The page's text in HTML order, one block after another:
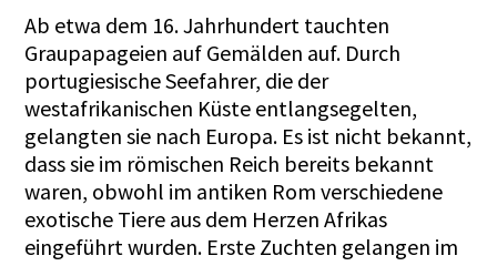
Ab etwa dem 16. Jahrhundert tauchten
Graupapageien auf Gemälden auf. Durch
portugiesische Seefahrer, die der
westafrikanischen Küste entlangsegelten,
gelangten sie nach Europa. Es ist nicht bekannt,
dass sie im römischen Reich bereits bekannt
waren, obwohl im antiken Rom verschiedene
exotische Tiere aus dem Herzen Afrikas
eingeführt wurden. Erste Zuchten gelangen im